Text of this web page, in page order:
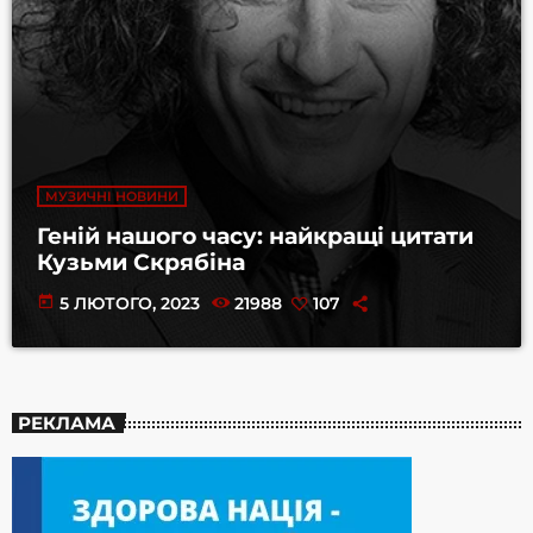
МУЗИЧНІ НОВИНИ
Геній нашого часу: найкращі цитати
Кузьми Скрябіна
today 5 ЛЮТОГО, 2023 21988 107
РЕКЛАМА